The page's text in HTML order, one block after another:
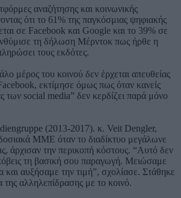
αναζήτησης και κοινωνικής
ότι το 61% της παγκόσμιας ψηφιακής
σε Facebook και Google και το 39% σε
τη δήλωση Μέρντοκ πως ήρθε η
τους εκδότες.
μέρος του κοινού δεν έρχεται απευθείας
εκτίμησε όμως πως όταν κανείς
των social media” δεν κερδίζει παρά μόνο
(2013-2017). κ. Veit Dengler,
ΜΜΕ όταν το διαδίκτυο μεγάλωνε
άρχισαν την περικοπή κόστους. “Αυτό δεν
τη βασική σου παραγωγή. Μειώσαμε
και αυξήσαμε την τιμή”, σχολίασε. Στάθηκε
της αλληλεπίδρασης με το κοινό.